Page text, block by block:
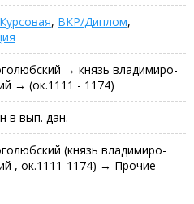
Курсовая, ВКР/Диплом,
→ князь владимиро-
→ (ок.1111 - 1174)
в вып. дан.
(князь владимиро-
, ок.1111-1174) → Прочие